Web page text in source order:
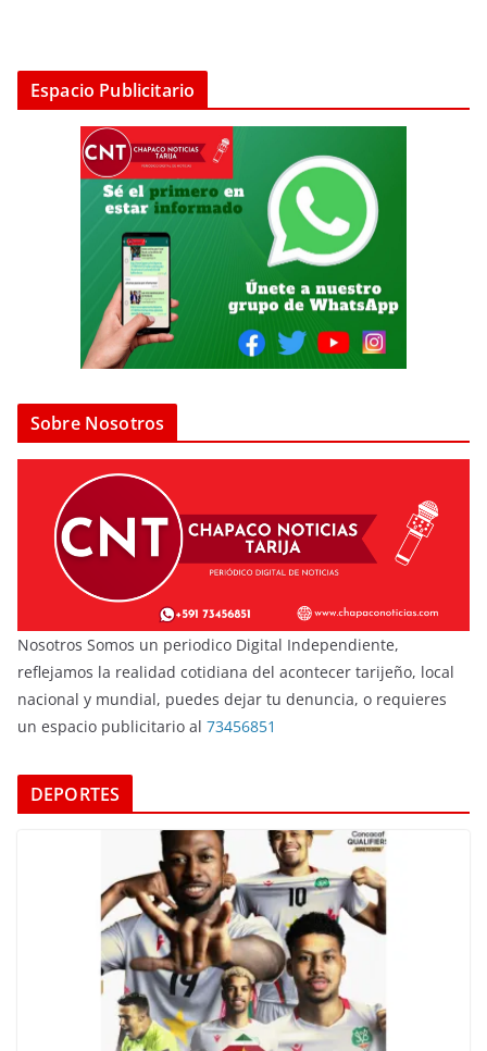
Espacio Publicitario
Sobre Nosotros
Nosotros Somos un periodico Digital Independiente,
reflejamos la realidad cotidiana del acontecer tarijeño, local
nacional y mundial, puedes dejar tu denuncia, o requieres
un espacio publicitario al 73456851
DEPORTES